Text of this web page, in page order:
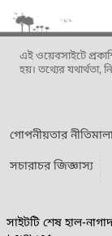
এই ওয়েবসাইটে
হয়। তথ্যের যথার্থতা,
গোপনীয়তার
সচারাচর জিজ্ঞাস্য
সাইটটি শেষ হাল-